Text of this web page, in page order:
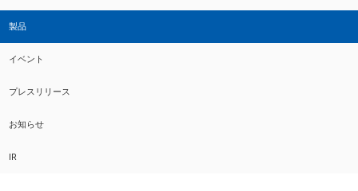
製品
イベント
プレスリリース
お知らせ
IR